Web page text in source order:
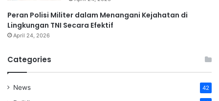
Peran Polisi Militer dalam Menangani Kejahatan di
Lingkungan TNI Secara Efektif
April 24, 2026
Categories
News 42